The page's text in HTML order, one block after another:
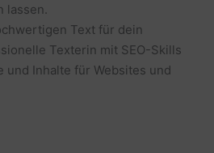
Text für dein
Texterin mit SEO-Skills
und Inhalte für Websites und